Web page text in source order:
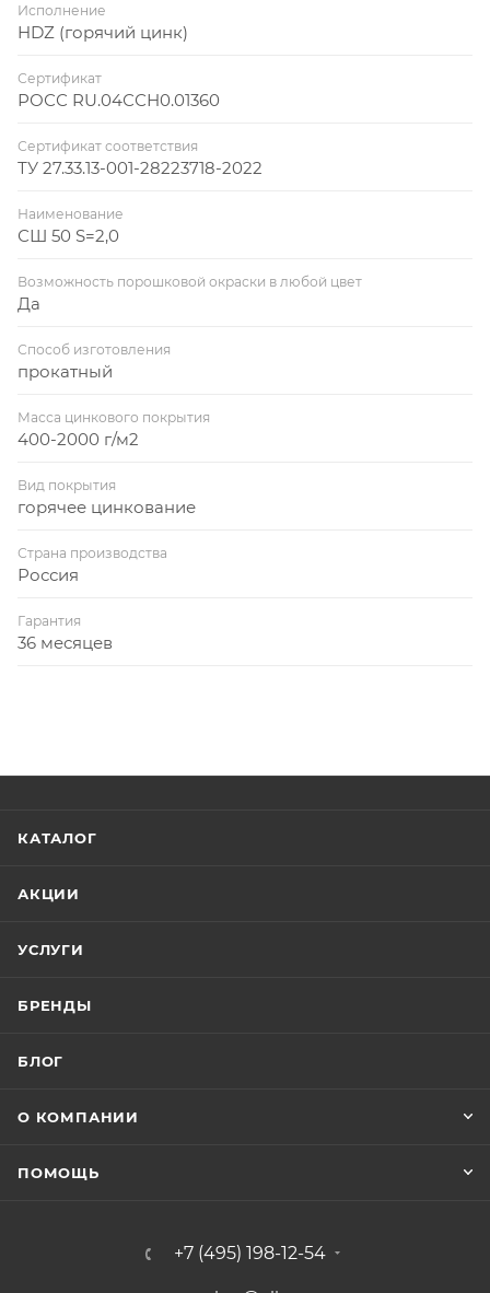
Исполнение
HDZ (горячий цинк)
Сертификат
РОСС RU.04ССН0.01360
Сертификат соответствия
ТУ 27.33.13-001-28223718-2022
Наименование
СШ 50 S=2,0
Возможность порошковой окраски в любой цвет
Да
Способ изготовления
прокатный
Масса цинкового покрытия
400-2000 г/м2
Вид покрытия
горячее цинкование
Страна производства
Россия
Гарантия
36 месяцев
КАТАЛОГ
АКЦИИ
УСЛУГИ
БРЕНДЫ
БЛОГ
О КОМПАНИИ
ПОМОЩЬ
+7 (495) 198-12-54